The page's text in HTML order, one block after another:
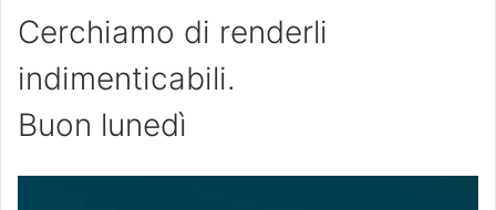
Cerchiamo di renderli
indimenticabili.
Buon lunedì